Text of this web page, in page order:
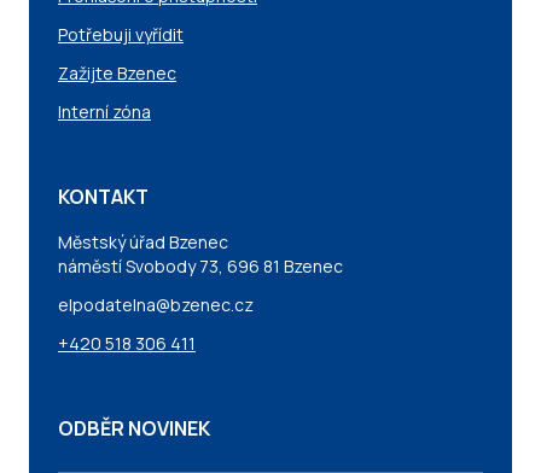
Potřebuji vyřídit
Zažijte Bzenec
Interní zóna
KONTAKT
Městský úřad Bzenec
náměstí Svobody 73, 696 81 Bzenec
elpodatelna@bzenec.cz
+420 518 306 411
ODBĚR NOVINEK